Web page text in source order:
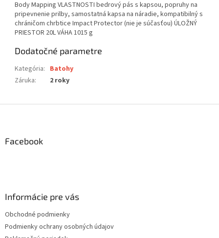
Body Mapping VLASTNOSTI bedrový pás s kapsou, popruhy na
pripevnenie prilby, samostatná kapsa na náradie, kompatibilný s
chráničom chrbtice Impact Protector (nie je súčasťou) ÚLOŽNÝ
PRIESTOR 20L VÁHA 1015 g
Dodatočné parametre
Kategória: Batohy
Záruka: 2 roky
Facebook
Informácie pre vás
Obchodné podmienky
Podmienky ochrany osobných údajov